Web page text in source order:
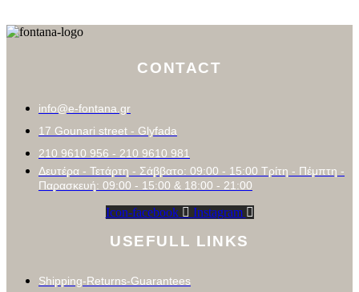
CONTACT
info@e-fontana.gr
17 Gounari street - Glyfada
210 9610 956 - 210 9610 981
Δευτέρα - Τετάρτη - Σάββατο: 09:00 - 15:00 Τρίτη - Πέμπτη -
Παρασκευή: 09:00 - 15:00 & 18:00 - 21:00
Icon-facebook Instagram
USEFULL LINKS
Shipping-Returns-Guarantees